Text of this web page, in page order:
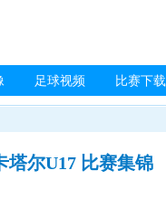
足球视频 比赛下载
塔尔U17 比赛集锦